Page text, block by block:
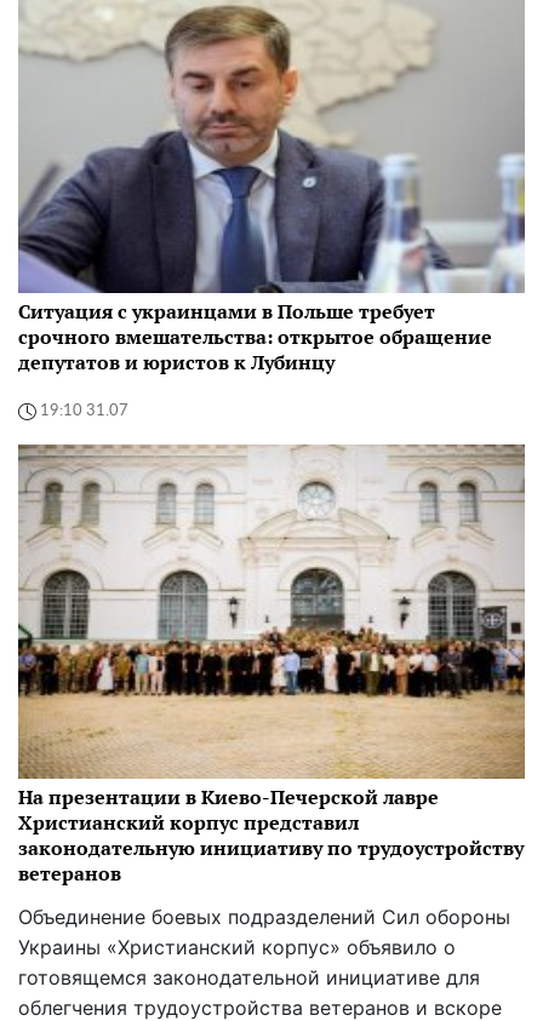
Ситуация с украинцами в Польше требует
срочного вмешательства: открытое обращение
депутатов и юристов к Лубинцу
19:10 31.07
На презентации в Киево-Печерской лавре
Христианский корпус представил
законодательную инициативу по трудоустройству
ветеранов
Объединение боевых подразделений Сил обороны
Украины «Христианский корпус» объявило о
готовящемся законодательной инициативе для
облегчения трудоустройства ветеранов и вскоре